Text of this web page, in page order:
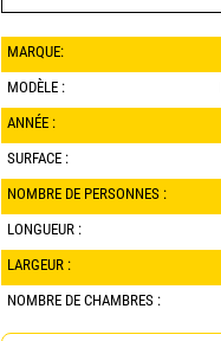
MARQUE:
MODÈLE :
ANNÉE :
SURFACE :
NOMBRE DE PERSONNES :
LONGUEUR :
LARGEUR :
NOMBRE DE CHAMBRES :